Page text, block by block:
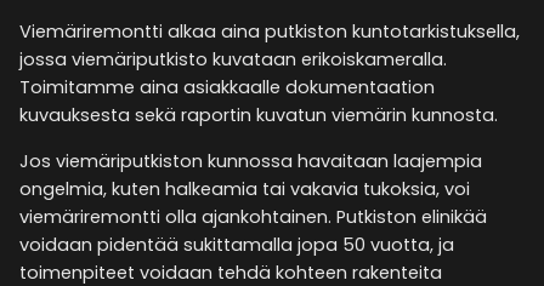
Viemäriremontti alkaa aina putkiston kuntotarkistuksella,
jossa viemäriputkisto kuvataan erikoiskameralla.
Toimitamme aina asiakkaalle dokumentaation
kuvauksesta sekä raportin kuvatun viemärin kunnosta.
Jos viemäriputkiston kunnossa havaitaan laajempia
ongelmia, kuten halkeamia tai vakavia tukoksia, voi
viemäriremontti olla ajankohtainen. Putkiston elinikää
voidaan pidentää sukittamalla jopa 50 vuotta, ja
toimenpiteet voidaan tehdä kohteen rakenteita